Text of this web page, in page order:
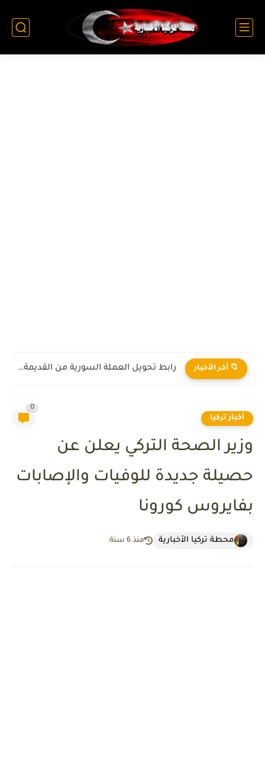
📁 آخر الأخبار رابط تحويل العملة السورية من القديمة إلى الجديدة 2026
أخبار تركيا
0
وزير الصحة التركي يعلن عن
حصيلة جديدة للوفيات والإصابات
بفايروس كورونا
محطة تركيا الأخبارية منذ 6 سنة